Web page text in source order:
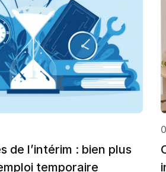
de l’intérim : bien plus
temporaire